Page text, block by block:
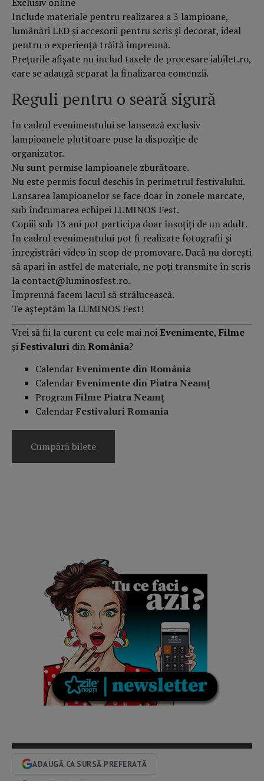
Include materiale pentru realizarea a 3 lampioane,
lumânări LED și accesorii pentru scris și decorat, ideal
pentru o experiență trăită împreună.
Prețurile afișate nu includ taxele de procesare iabilet.ro,
care se adaugă separat la finalizarea comenzii.
Reguli pentru o seară sigură
În cadrul evenimentului se lansează exclusiv
lampioanele plutitoare puse la dispoziție de
organizator.
Nu sunt permise lampioanele zburătoare.
Nu este permis focul deschis în perimetrul festivalului.
Lansarea lampioanelor se face doar în zonele marcate,
sub îndrumarea echipei LUMINOS Fest.
Copiii sub 13 ani pot participa doar însoțiți de un adult.
În cadrul evenimentului pot fi realizate fotografii și
înregistrări video în scop de promovare. Dacă nu dorești
să apari în astfel de materiale, ne poți transmite în scris
la contact@luminosfest.ro.
Împreună facem lacul să strălucească.
Te așteptăm la LUMINOS Fest!
Vrei să fii la curent cu cele mai noiEvenimente, Filme
șiFestivaluri dinRomânia?
Calendar Evenimente din România
Calendar Evenimente din Piatra Neamț
ProgramFilme Piatra Neamț
CalendarFestivaluri Romania
Cumpără bilete
ADAUGĂ CA SURSĂ PREFERATĂ